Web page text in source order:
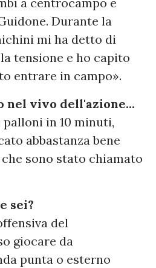
Durante la
mi ha detto di
tensione e ho capito
entrare in campo».
nel vivo dell'azione...
in 10 minuti,
abbastanza bene
sono stato chiamato
sei?
del
giocare da
punta o esterno